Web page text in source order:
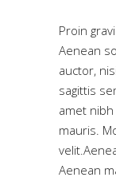
Proin
Aenean
auctor,
sagittis
amet
mauris.
Aenean